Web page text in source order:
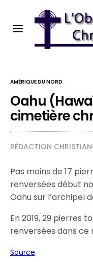
AMÉRIQUE DU NORD
Oahu
cimetière
RÉDACTION
Pas moins de 17
renversées début
Oahu sur l’archipel
En 2019, 29 pierres
renversées dans
Source